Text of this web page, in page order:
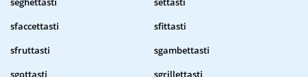
sfaccettasti
sfittasti
sfruttasti
sgambettasti
sgottasti
sgrillettasti